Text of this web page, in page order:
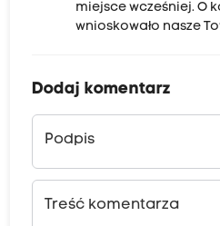
miejsce wcześniej. O
wnioskowało nasze
Dodaj komentarz
Podpis
Treść komentarza